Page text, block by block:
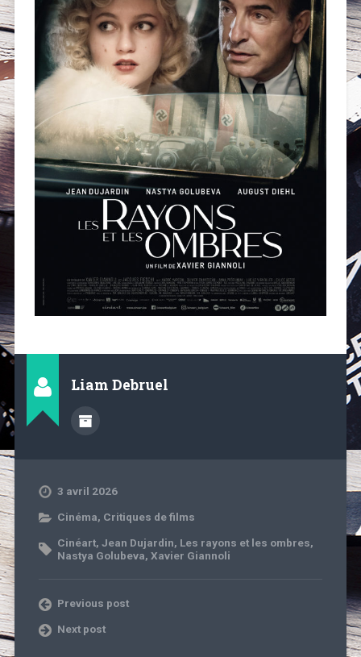
Liam Debruel
3 avril 2026
Cinéma, Critiques de films
Cinéart, Jean Dujardin, Les rayons et les ombres,
Nastya Golubeva, Xavier Giannoli
Previous post
Next post